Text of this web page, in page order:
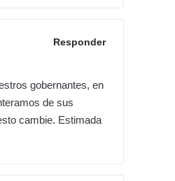
Responder
gobernantes, en
de sus
cambie. Estimada